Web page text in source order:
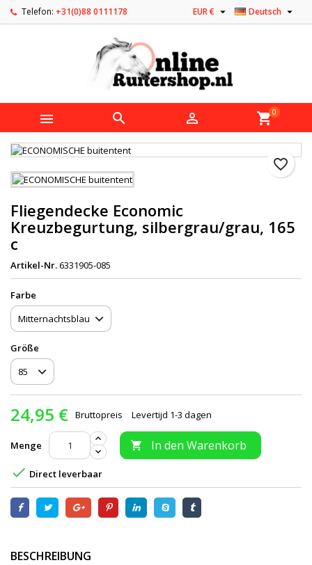
Telefon: +31(0)88 0111178 Deutsch 
EUR € 
   shopping_cart0
favorite_border
Fliegendecke Economic
Kreuzbegurtung, silbergrau/grau, 165
c
Artikel-Nr.6331905-085
Farbe
Größe
24,95 € Bruttopreis Levertijd 1-3 dagen
Menge  In den Warenkorb
 Direct leverbaar
BESCHREIBUNG